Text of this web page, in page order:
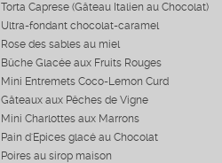
Torta Caprese (Gâteau Italien au Chocolat)
Ultra-fondant chocolat-caramel
Rose des sables au miel
Bûche Glacée aux Fruits Rouges
Mini Entremets Coco-Lemon Curd
Gâteaux aux Pêches de Vigne
Mini Charlottes aux Marrons
Pain d'Epices glacé au Chocolat
Poires au sirop maison